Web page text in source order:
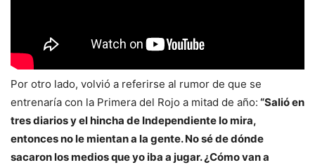
Por otro lado, volvió a referirse al rumor de que se
entrenaría con la Primera del Rojo a mitad de año: “Salió en
tres diarios y el hincha de Independiente lo mira,
entonces no le mientan a la gente. No sé de dónde
sacaron los medios que yo iba a jugar. ¿Cómo van a